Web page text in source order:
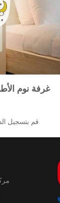
غرفة نوم
قم بتسجيل